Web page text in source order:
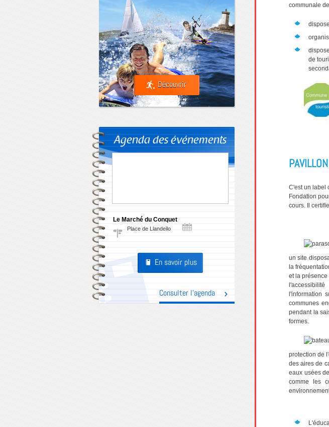
Découvrir
Agenda des événements
Le Marché du Conquet
Place de Llandeilo
En savoir plus
Pages
Consulter l'agenda
communale
de
C'est un label
Fondation
cours. Il
un site
la
et la
l'information
communes
pendant la
formes.
protection de
des aires de
eaux usées
comme les